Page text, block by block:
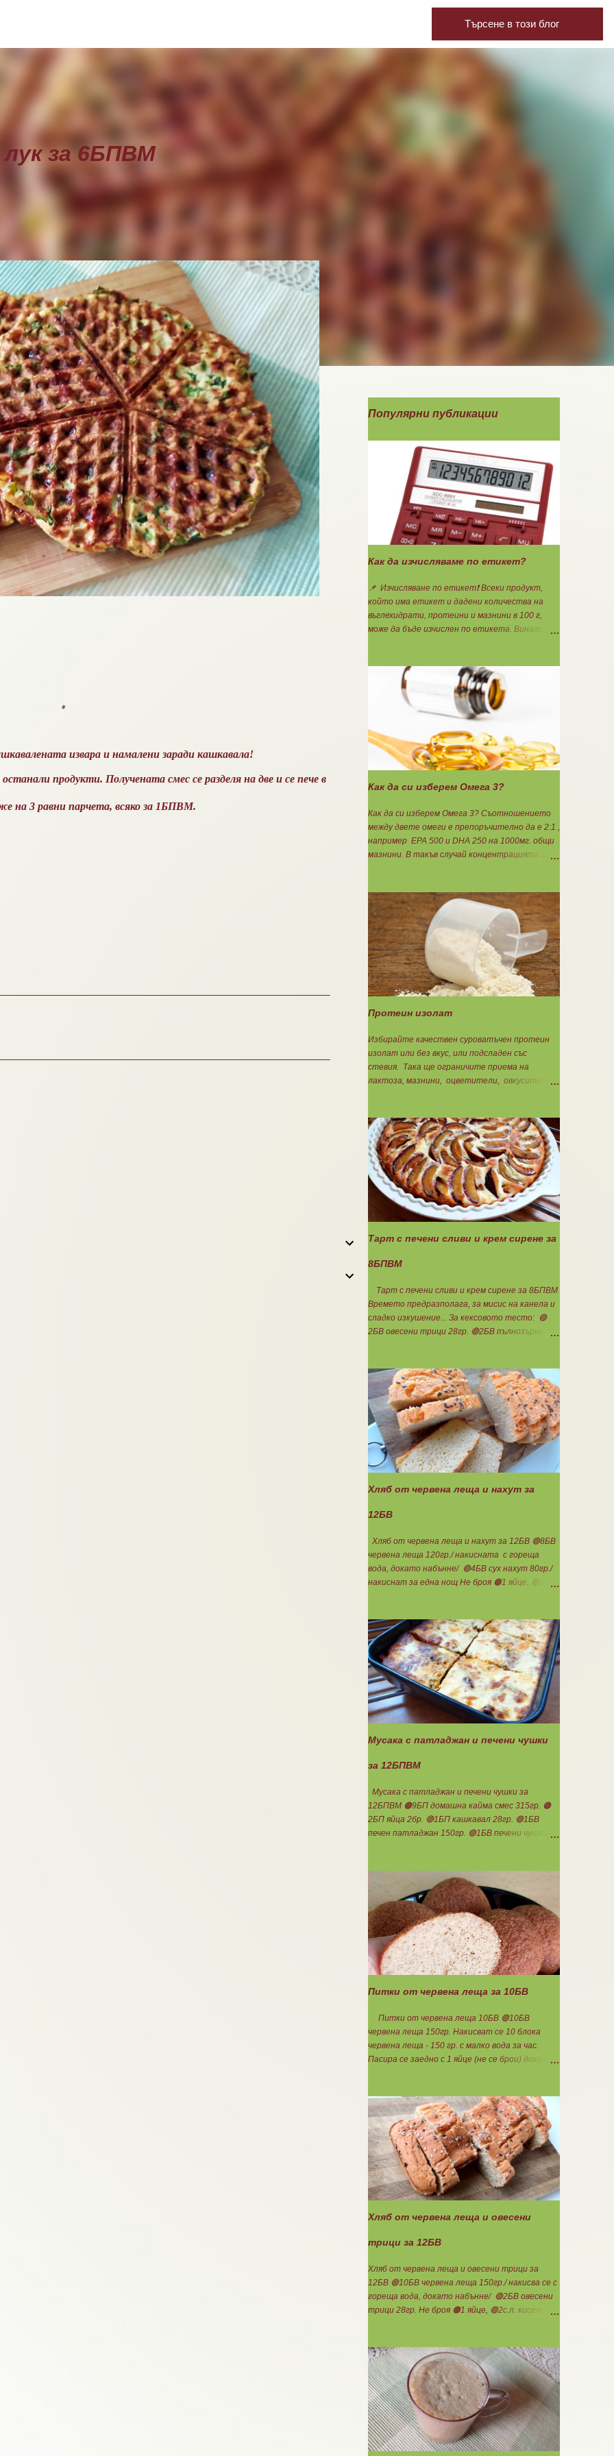
лук за 6БПВМ
извара и намалени заради кашкавала!
продукти. Получената смес се разделя на две и се пече в
на 3 равни парчета, всяко за 1БПВМ.
Популярни публикации
Как да изчисляваме по етикет?
📌 Изчисляване по етикет❗ Всеки продукт,
който има етикет и дадени количества на
въглехидрати, протеини и мазнини в 100 г,
може да бъде изчислен по етикета. Винаги
етикет: Протеини: 700 : съдържанието на
протеин в 100 г = количеството протеин за 1
блок. Въглехидрати: 900 : съдържанието на
въглехидрати в 100 г = количеството
количеството мазнини в 100 г продукт =
мазнините за 1 блок.
Как да си изберем Омега 3?
Как да си изберем Омега 3? Съотношението
между двете омеги е препоръчително да е 2:1 ,
например ЕРА 500 и DHA 250 на 1000мг. общи
мазнини. В такъв случай концентрацията ще
по 6гр. Омега 3, то с описаната концентрация
следва да вземате по 8бр. капсули.
Концентрацията на Омега 3 не трябва да е
по-малко от 60%, което гарантира, че ще
приемете по-малко количество излишни
мазнини като други омеги 6 и 9, и разни
наситени мазнини. Трябва да търсите на
етикета от какви риби е маслото. От по-
Технологията на пречистване и концентрация
киселини е различна. Крайната форма е или
етил-естерна от молекулярното
пречистване, или триглицеридна чрез
обратен процес на реестеризация. Винаги
накрая е важно ...
Протеин изолат
Избирайте качествен суроватъчен протеин
изолат или без вкус, или подсладен със
стевия. Така ще ограничите приема на
лактоза, мазнини, оцветители, овкусители и
усвояване. Протеинът изолат съдържа 90%
протеин и ниски нива на мазнини. Подходящ е
за хора с лактозна непоносимост. Самата
технология на филтрация при качествените
продукти отстранява млечната захар и по
този начин се избягват проблемите със
алергии, задържане на вода, подуване на
стомаха, диария или друг тип дискомфорт.
Тарт с печени сливи и крем сирене за
8БПВМ
Тарт с печени сливи и крем сирене за 8БПВМ
Времето предразполага, за мисис на канела и
сладко изкушение... За кексовото тесто: 🟢
2БВ овесени трици 28гр. 🔴2БВ пълнозърнесто
21гр. 🟢5БМ сусамов тахан 15гр. Ванилия
Минимално количество стевия бленд.
Бакпулвер Всичко се смесва добре и се оставя
на страна да набъбне. За чийз крема: 🟢3БП
обезмаслено крем сирене Кауфланд 200гр. + 1
равна с.л скир 🟠1БП яйце 1бр. Ванилия Не
подслаждам! За отгоре: 🟢4БВ сини сливи
360гр. Канела Мазнините са удвоени за
силиконова форма за тарт, разпределих
така: 🥧1- ви слой от кексово тесто 🥧2- ри
сливи Канелата поръсих след изпичане, за да
не е много натрапчива и в голямо количество.
Сладкиша изпекох в загрята фурна на 180
градуса , докато бялата смес стане леко
Хляб от червена леща и нахут за
12БВ
Хляб от червена леща и нахут за 12БВ 🟢8БВ
червена леща 120гр./ накисната с гореща
вода, докато набънне/ 🟢4БВ сух нахут 80гр./
накиснат за една нощ Не броя 🟠1 яйце, 🟢3-
фурна на 180градуса до готовност. Нарязва
се на 12 филийки, всяка за 1БВ. Нека да ни е
вкусно заедно! Люси
Мусака с патладжан и печени чушки
за 12БПВМ
Мусака с патладжан и печени чушки за
12БПВМ 🟠9БП домашна кайма смес 315гр. 🟠
2БП яйца 2бр. 🔴1БП кашкавал 28гр. 🟢1БВ
печен патладжан 150гр. 🟢1БВ печени чушки
кисело мляко не се брои Подправки на вкус
Мазнините се намаляват за кашкавала! Ако
ползвате много мазна кайма, може изобщо да
не добавяте мазнини... Каймата се задушава с
лука и картофите. Всичко останало с3
нарязва и добавя към сместа. Пече се до
готовност. Заливката е от яйца,кашкавал и
можете да разпределите на порции и да
вкусно заедно! Люси
Питки от червена леща за 10БВ
Питки от червена леща 10БВ 🟢10БВ
червена леща 150гр. Накисват се 10 блока
червена леща - 150 гр. с малко вода за час.
Пасира се заедно с 1 яйце (не се брои) докато
бакпулвер. Добавям се хуск, докато стане
много гъста смес, която може да се оформя на
топчета. Оставя се още малко, да поеме
добре хуска и с влажни ръце се оформят 10
еднакви топчета. Пече се в добре загрята
фурна на 200 градуса за 35-40 мин. Всяка
питка е 1 блок въглехидрат. Нека да ни е
вкусно заедно! Споделено от Петя Чанева
Хляб от червена леща и овесени
трици за 12БВ
Хляб от червена леща и овесени трици за
12БВ 🟢10БВ червена леща 150гр./ накисва се с
гореща вода, докато набънне/ 🟢2БВ овесени
трици 28гр. Не броя 🟠1 яйце, 🟢2с.л. кисело
фурна на 180градуса до готовност. Нарязва
се на 12 филийки, всяка за 1БВ. Нека да ни е
вкусно заедно! Люси